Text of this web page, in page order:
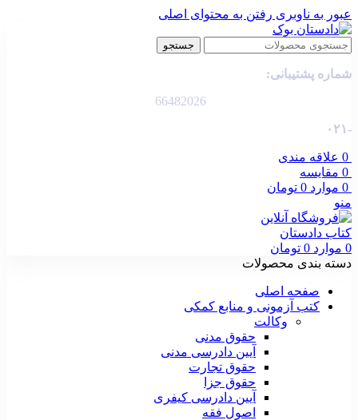
عبور به ناوبری رفتن به محتوای اصلی
جستجو
شماره پشتیبانی:
66482026
-۰۲۱
0 علاقه مندی
0 مقایسه
0 موارد 0 تومان
منو
0 موارد 0 تومان
دسته بندی محصولات
صفحه اصلی
کتب آزمونی و منابع کمکی
وکالت
حقوق مدنی
آیین دادرسی مدنی
حقوق تجارت
حقوق جزا
آیین دادرسی کیفری
اصول فقه